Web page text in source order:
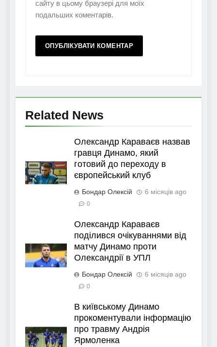
сайту в цьому браузері для моїх
подальших коментарів.
Related News
Олександр Караваєв назвав
гравця Динамо, який
готовий до переходу в
європейський клуб
Бондар Олексій 6 місяців ago
0
Олександр Караваєв
поділився очікуваннями від
матчу Динамо проти
Олександрії в УПЛ
Бондар Олексій 6 місяців ago
0
В київському Динамо
прокоментували інформацію
про травму Андрія
Ярмоленка